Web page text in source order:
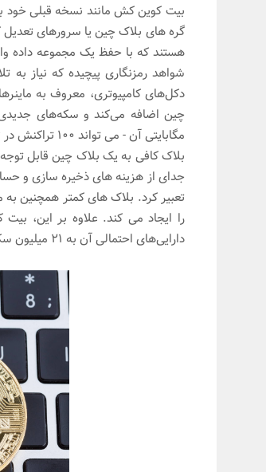
بیت کوین کش مانند نسخه قبلی خود
گره های بلاک چین یا سرورهای تعدیل
هستند که با حفظ یک مجموعه داده
شواهد رمزنگاری پیچیده که نیاز
دکل‌های کامپیوتری، معروف به
مگابایتی آن - می تواند 100 تراکنش در ثانیه را در مقابل هفت تراکنش
بلاک کافی به یک بلاک چین قابل
جدای از هزینه های ذخیره سازی و
تعبیر کرد. بلاک های کمتر همچنین
را ایجاد می کند. علاوه بر این،
دارایی‌های احتمالی آن به 21 میلیون سکه، کمبود در کد نوشته می‌شود و در نهایت باعث افزایش ارزش بازار توکن می‌شود.